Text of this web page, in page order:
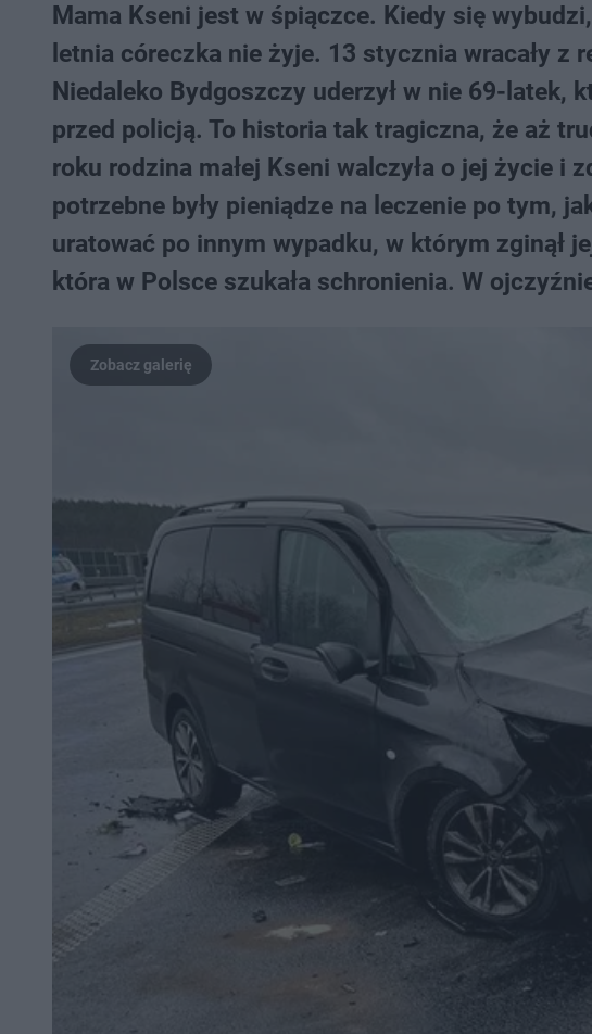
Mama Kseni jest w śpiączce. Kiedy się
letnia córeczka nie żyje. 13 stycznia wracały z
Niedaleko Bydgoszczy uderzył w nie 69-latek,
przed policją. To historia tak tragiczna, że aż
roku rodzina małej Kseni walczyła o jej życie i
potrzebne były pieniądze na leczenie po tym,
uratować po innym wypadku, w którym zginął
która w Polsce szukała schronienia. W